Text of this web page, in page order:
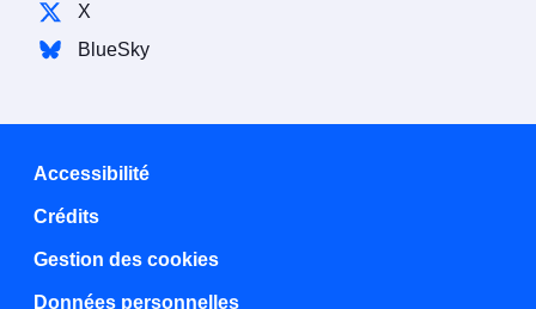
X
BlueSky
Accessibilité
Crédits
Gestion des cookies
Données personnelles